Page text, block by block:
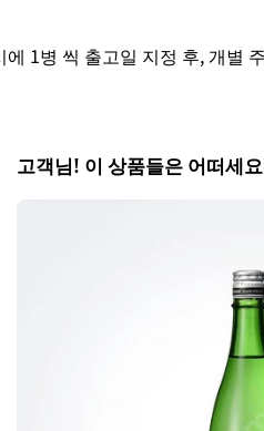
병 씩 출고일 지정 후, 개별 주문
고객님! 이 상품들은 어떠세